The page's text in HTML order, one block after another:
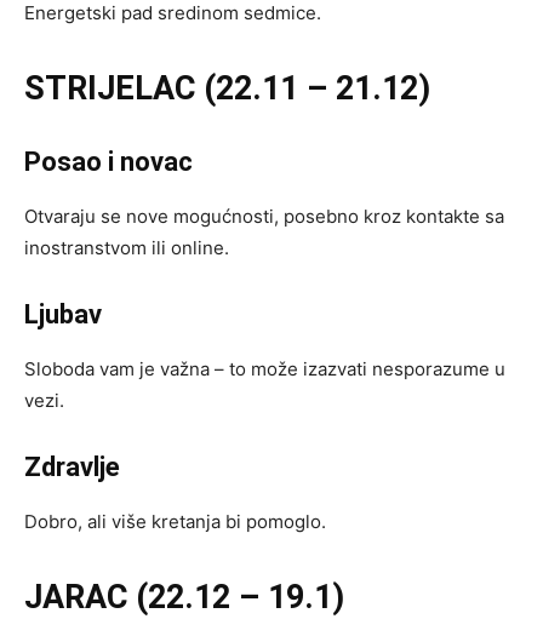
Energetski pad sredinom sedmice.
STRIJELAC (22.11 – 21.12)
Posao i novac
Otvaraju se nove mogućnosti, posebno kroz kontakte sa
inostranstvom ili online.
Ljubav
Sloboda vam je važna – to može izazvati nesporazume u
vezi.
Zdravlje
Dobro, ali više kretanja bi pomoglo.
JARAC (22.12 – 19.1)